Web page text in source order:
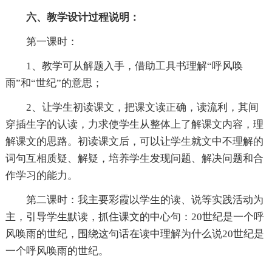
六、教学设计过程说明：
第一课时：
1、教学可从解题入手，借助工具书理解“呼风唤
雨”和“世纪”的意思；
2、让学生初读课文，把课文读正确，读流利，其间
穿插生字的认读，力求使学生从整体上了解课文内容，理
解课文的思路。初读课文后，可以让学生就文中不理解的
词句互相质疑、解疑，培养学生发现问题、解决问题和合
作学习的能力。
第二课时：我主要彩霞以学生的读、说等实践活动为
主，引导学生默读，抓住课文的中心句：20世纪是一个呼
风唤雨的世纪，围绕这句话在读中理解为什么说20世纪是
一个呼风唤雨的世纪。